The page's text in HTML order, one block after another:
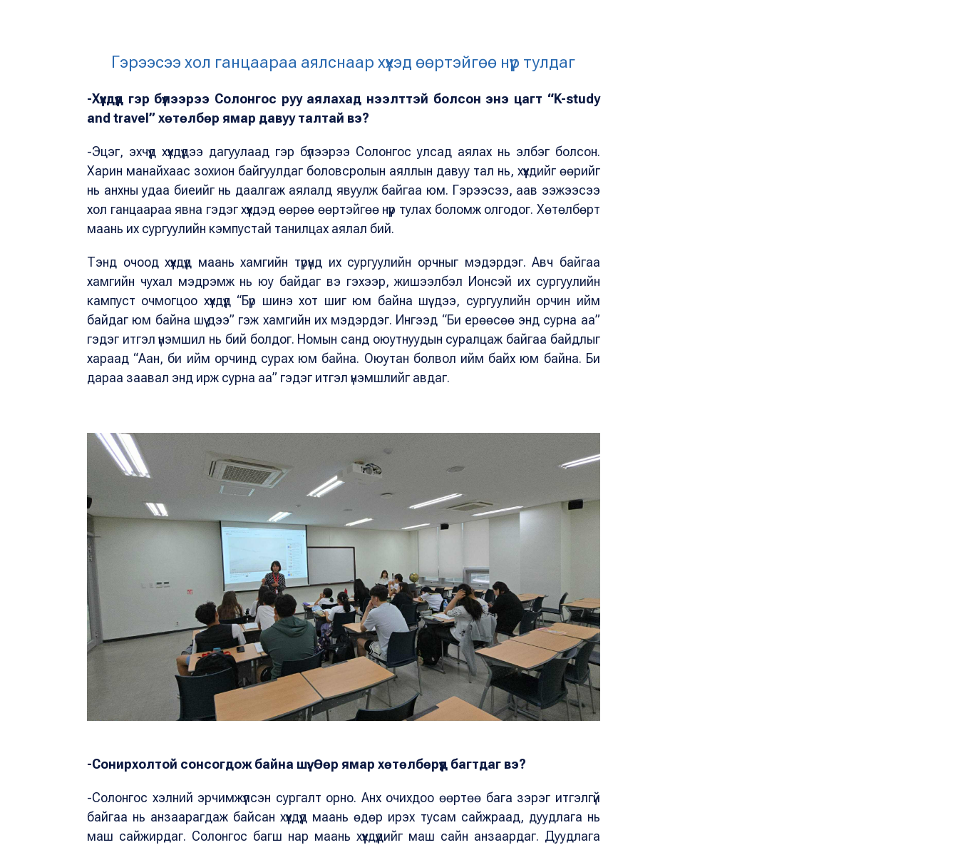
Гэрээсээ хол ганцаараа аялснаар хүүхэд өөртэйгөө нүүр тулдаг
-Хүүхдүүд гэр бүлээрээ Солонгос руу аялахад нээлттэй болсон энэ цагт “K-study
and travel” хөтөлбөр ямар давуу талтай вэ?
-Эцэг, эхчүүд хүүхдүүдээ дагуулаад гэр бүлээрээ Солонгос улсад аялах нь элбэг болсон.
Харин манайхаас зохион байгуулдаг боловсролын аяллын давуу тал нь, хүүхдийг өөрийг
нь анхны удаа биеийг нь даалгаж аялалд явуулж байгаа юм. Гэрээсээ, аав ээжээсээ
хол ганцаараа явна гэдэг хүүхдэд өөрөө өөртэйгөө нүүр тулах боломж олгодог. Хөтөлбөрт
маань их сургуулийн кэмпустай танилцах аялал бий.
Тэнд очоод хүүхдүүд маань хамгийн түрүүнд их сургуулийн орчныг мэдэрдэг. Авч байгаа
хамгийн чухал мэдрэмж нь юу байдаг вэ гэхээр, жишээлбэл Ионсэй их сургуулийн
кампуст очмогцоо хүүхдүүд “Бүр шинэ хот шиг юм байна шүү дээ, сургуулийн орчин ийм
байдаг юм байна шүү дээ” гэж хамгийн их мэдэрдэг. Ингээд “Би ерөөсөө энд сурна аа”
гэдэг итгэл үнэмшил нь бий болдог. Номын санд оюутнуудын суралцаж байгаа байдлыг
хараад “Аан, би ийм орчинд сурах юм байна. Оюутан болвол ийм байх юм байна. Би
дараа заавал энд ирж сурна аа” гэдэг итгэл үнэмшлийг авдаг.
-Сонирхолтой сонсогдож байна шүү. Өөр ямар хөтөлбөрүүд багтдаг вэ?
-Солонгос хэлний эрчимжүүлсэн сургалт орно. Анх очихдоо өөртөө бага зэрэг итгэлгүй
байгаа нь анзаарагдаж байсан хүүхдүүд маань өдөр ирэх тусам сайжраад, дуудлага нь
маш сайжирдаг. Солонгос багш нар маань хүүхдүүдийг маш сайн анзаардаг. Дуудлага